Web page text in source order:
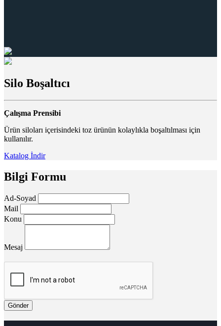
Silo Boşaltıcı
Çalışma Prensibi
Ürün siloları içerisindeki toz ürünün kolaylıkla boşaltılması için
kullanılır.
Katalog İndir
Bilgi Formu
Ad-Soyad
Mail
Konu
Mesaj
Gönder